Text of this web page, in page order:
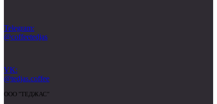
Telegram:
@coffeetedjas
VK:
@tedjas.coffee
ООО "ТЕДЖАС"